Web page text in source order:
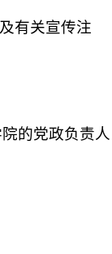
有关宣传注
的党政负责人